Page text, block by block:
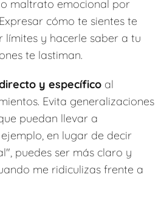
maltrato emocional por
cómo te sientes te
límites y hacerle saber a tu
te lastiman.
y específico al
Evita generalizaciones
puedan llevar a
en lugar de decir
puedes ser más claro y
me ridiculizas frente a